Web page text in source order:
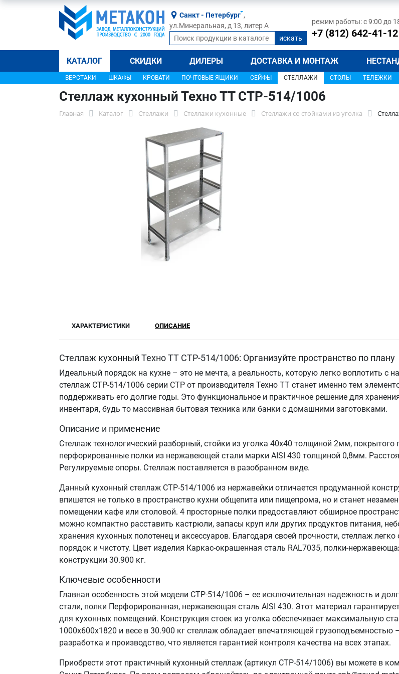
Санкт - Петербург ,
ул.Минеральная, д 13, литер А
режим работы: с 9:00 до
+7 (812) 642-41-12
КАТАЛОГ СКИДКИ ДИЛЕРЫ ДОСТАВКА И МОНТАЖ
ВЕРСТАКИ ШКАФЫ КРОВАТИ ПОЧТОВЫЕ ЯЩИКИ СЕЙФЫ СТЕЛЛАЖИ СТОЛЫ ТЕЛЕЖКИ
Стеллаж кухонный Техно ТТ СТР-514/1006
Главная Каталог Стеллажи Стеллажи кухонные Стеллажи со стойками из уголка
ХАРАКТЕРИСТИКИ ОПИСАНИЕ
Стеллаж кухонный Техно ТТ СТР-514/1006: Организуйте пространство по плану
Идеальный порядок на кухне – это не мечта, а реальность, которую легко воплотить
стеллаж СТР-514/1006 серии СТР от производителя Техно ТТ станет именно тем
поддерживать его долгие годы. Это функциональное и практичное решение для
инвентаря, будь то массивная бытовая техника или банки с домашними заготовками.
Описание и применение
Стеллаж технологический разборный, стойки из уголка 40х40 толщиной 2мм,
перфорированные полки из нержавеющей стали марки AISI 430 толщиной 0,8мм.
Регулируемые опоры. Стеллаж поставляется в разобранном виде.
Данный кухонный стеллаж СТР-514/1006 из нержавейки отличается продуманной
впишется не только в пространство кухни общепита или пищепрома, но и станет
помещении кафе или столовой. 4 просторные полки предоставляют обширное
можно компактно расставить кастрюли, запасы круп или других продуктов питания,
хранения кухонных полотенец и аксессуаров. Благодаря своей прочности, стеллаж
порядок и чистоту. Цвет изделия Каркас-окрашенная сталь RAL7035, полки-
конструкции 30.900 кг.
Ключевые особенности
Главная особенность этой модели СТР-514/1006 – ее исключительная надежность и
стали, полки Перфорированная, нержавеющая сталь AISI 430. Этот материал
для кухонных помещений. Конструкция стоек из уголка обеспечивает максимальную
1000х600х1820 и весе в 30.900 кг стеллаж обладает впечатляющей
разработка и производство, что является гарантией контроля качества на всех этапах.
Приобрести этот практичный кухонный стеллаж (артикул СТР-514/1006) вы можете в